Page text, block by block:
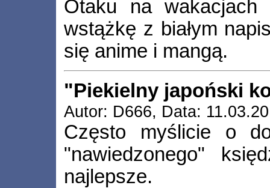
Otaku na wakacjach
wstążkę z białym
się anime i mangą.
"Piekielny japoński
Autor: D666, Data:
Często myślicie o
"nawiedzonego"
najlepsze.